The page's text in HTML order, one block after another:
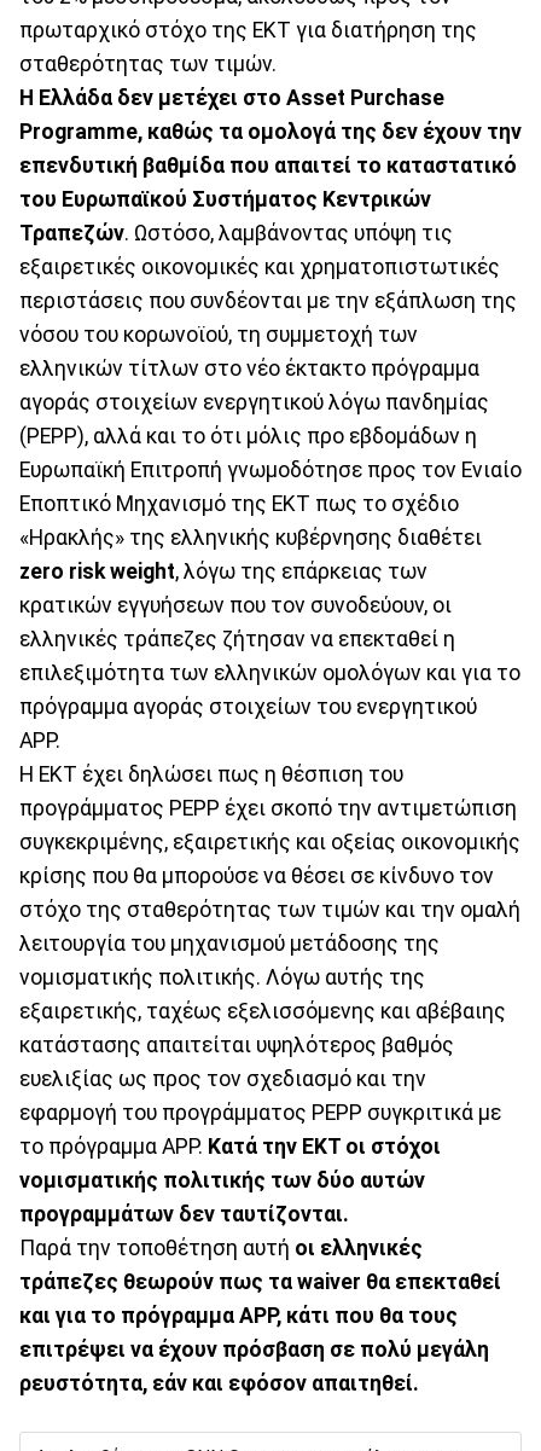
πρωταρχικό στόχο της ΕΚΤ για διατήρηση της
σταθερότητας των τιμών.
Η Ελλάδα δεν μετέχει στο Asset Purchase
Programme, καθώς τα ομολογά της δεν έχουν την
επενδυτική βαθμίδα που απαιτεί το καταστατικό
του Ευρωπαϊκού Συστήματος Κεντρικών
Τραπεζών. Ωστόσο, λαμβάνοντας υπόψη τις
εξαιρετικές οικονομικές και χρηματοπιστωτικές
περιστάσεις που συνδέονται με την εξάπλωση της
νόσου του κορωνοϊού, τη συμμετοχή των
ελληνικών τίτλων στο νέο έκτακτο πρόγραμμα
αγοράς στοιχείων ενεργητικού λόγω πανδημίας
(ΡΕΡΡ), αλλά και το ότι μόλις προ εβδομάδων η
Ευρωπαϊκή Επιτροπή γνωμοδότησε προς τον Ενιαίο
Εποπτικό Μηχανισμό της ΕΚΤ πως το σχέδιο
«Ηρακλής» της ελληνικής κυβέρνησης διαθέτει
zero risk weight, λόγω της επάρκειας των
κρατικών εγγυήσεων που τον συνοδεύουν, οι
ελληνικές τράπεζες ζήτησαν να επεκταθεί η
επιλεξιμότητα των ελληνικών ομολόγων και για το
πρόγραμμα αγοράς στοιχείων του ενεργητικού
ΑΡΡ.
Η ΕΚΤ έχει δηλώσει πως η θέσπιση του
προγράμματος ΡΕΡΡ έχει σκοπό την αντιμετώπιση
συγκεκριμένης, εξαιρετικής και οξείας οικονομικής
κρίσης που θα μπορούσε να θέσει σε κίνδυνο τον
στόχο της σταθερότητας των τιμών και την ομαλή
λειτουργία του μηχανισμού μετάδοσης της
νομισματικής πολιτικής. Λόγω αυτής της
εξαιρετικής, ταχέως εξελισσόμενης και αβέβαιης
κατάστασης απαιτείται υψηλότερος βαθμός
ευελιξίας ως προς τον σχεδιασμό και την
εφαρμογή του προγράμματος ΡΕΡΡ συγκριτικά με
το πρόγραμμα ΑΡΡ. Κατά την ΕΚΤ οι στόχοι
νομισματικής πολιτικής των δύο αυτών
προγραμμάτων δεν ταυτίζονται.
Παρά την τοποθέτηση αυτή οι ελληνικές
τράπεζες θεωρούν πως τα waiver θα επεκταθεί
και για το πρόγραμμα APP, κάτι που θα τους
επιτρέψει να έχουν πρόσβαση σε πολύ μεγάλη
ρευστότητα, εάν και εφόσον απαιτηθεί.